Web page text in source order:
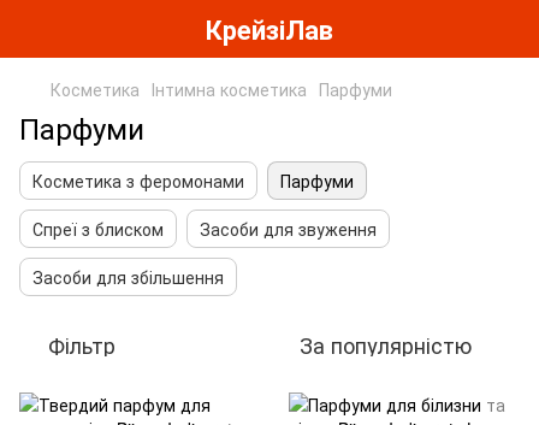
КрейзіЛав
Косметика Інтимна косметика Парфуми
Парфуми
Косметика з феромонами
Парфуми
Спреї з блиском
Засоби для звуження
Засоби для збільшення
Фільтр За популярністю